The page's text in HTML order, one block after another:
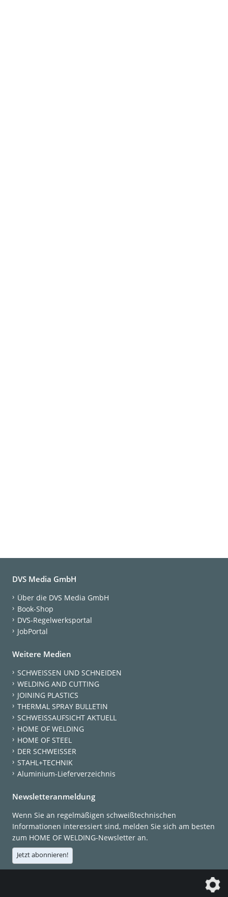
DVS Media GmbH
Über die DVS Media GmbH
Book-Shop
DVS-Regelwerksportal
JobPortal
Weitere Medien
SCHWEISSEN UND SCHNEIDEN
WELDING AND CUTTING
JOINING PLASTICS
THERMAL SPRAY BULLETIN
SCHWEISSAUFSICHT AKTUELL
HOME OF WELDING
HOME OF STEEL
DER SCHWEISSER
STAHL+TECHNIK
Aluminium-Lieferverzeichnis
Newsletteranmeldung
Wenn Sie an regelmäßigen schweißtechnischen
Informationen interessiert sind, melden Sie sich am besten
zum HOME OF WELDING-Newsletter an.
Jetzt abonnieren!